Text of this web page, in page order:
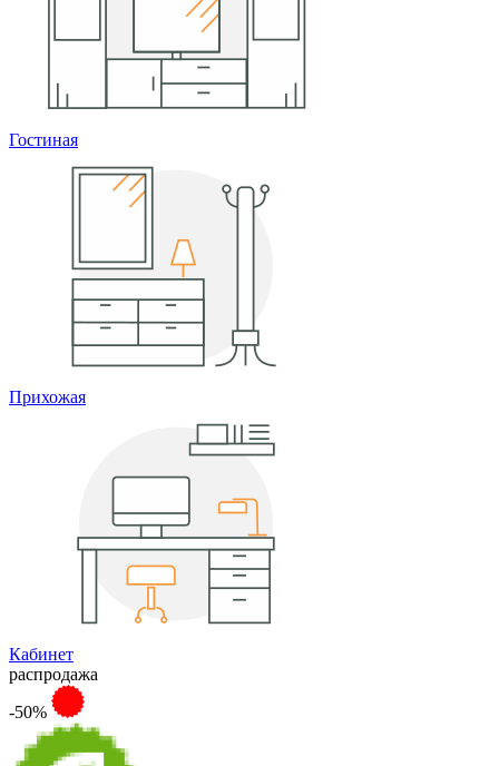
Гостиная
Прихожая
Кабинет
распродажа
-50%